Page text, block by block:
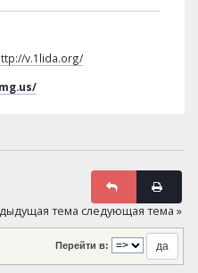
v.1lida.org/
тема следующая тема »
Перейти в: